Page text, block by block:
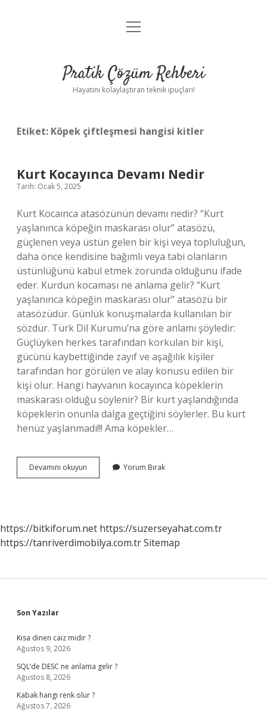
Anasayfa
Yasal Uyarı
menüyü
Pratik Çözüm Rehberi
Hayatını kolaylaştıran teknik ipuçları!
Etiket: Köpek çiftleşmesi hangisi kitler
Kurt Kocayınca Devamı Nedir
Tarih: Ocak 5, 2025
Kurt Kocaınca atasözünün devamı nedir? “Kurt
yaşlanınca köpeğin maskarası olur” atasözü,
güçlenen veya üstün gelen bir kişi veya topluluğun,
daha önce kendisine bağımlı veya tabi olanların
üstünlüğünü kabul etmek zorunda olduğunu ifade
eder. Kurdun kocaması ne anlama gelir? “Kurt
yaşlanınca köpeğin maskarası olur” atasözü bir
atasözüdür. Günlük konuşmalarda kullanılan bir
sözdür. Türk Dil Kurumu’na göre anlamı şöyledir:
Güçlüyken herkes tarafından korkulan bir kişi,
gücünü kaybettiğinde zayıf ve aşağılık kişiler
tarafından hor görülen ve alay konusu edilen bir
kişi olur. Hangi hayvanın kocayınca köpeklerin
maskarası olduğu söylenir? Bir kurt yaşlandığında
köpeklerin onunla dalga geçtiğini söylerler. Bu kurt
henüz yaşlanmadı!!! Ama köpekler…
Devamını okuyun
Kocayınca
Yorum Bırak
https://bitkiforum.net https://suzerseyahat.com.tr
https://tanriverdimobilya.com.trSitemap
Sidebar
Son Yazılar
Kısa dinen caiz midir ?
Ağustos 9, 2026
SQL’de DESC ne anlama gelir ?
Ağustos 8, 2026
Kabak hangi renk olur ?
Ağustos 7, 2026